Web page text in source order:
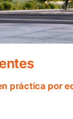
práctica por